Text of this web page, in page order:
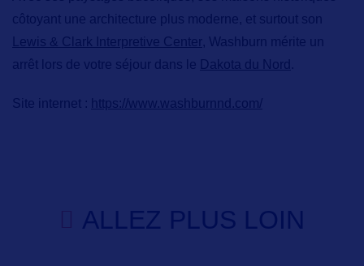
côtoyant une architecture plus moderne, et surtout son
Lewis & Clark Interpretive Center, Washburn mérite un
arrêt lors de votre séjour dans le Dakota du Nord .
Site internet : https://www.washburnnd.com/
ALLEZ PLUS LOIN